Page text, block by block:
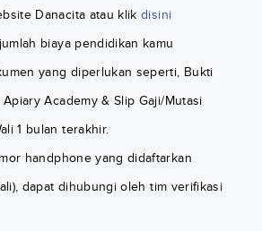
Danacita atau klikdisini
biaya pendidikan kamu
yang diperlukan seperti, Bukti
Academy & Slip Gaji/Mutasi
1 bulan terakhir.
handphone yang didaftarkan
dapat dihubungi oleh tim verifikasi